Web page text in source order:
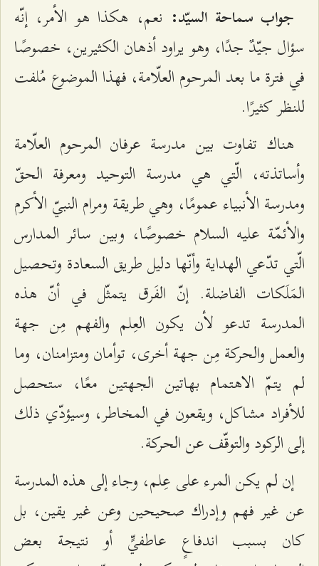
جواب سماحة السيّد: نعم، هكذا هو الأمر، إنّه
سؤال جيّدٌ جدًا، وهو يراود أذهان الكثيرين، خصوصًا
في فترة ما بعد المرحوم العلّامة، فهذا الموضوع مُلفت
للنظر كثيرًا.
هناك تفاوت بين مدرسة عرفان المرحوم العلّامة
وأساتذته، الّتي هي مدرسة التوحيد ومعرفة الحقّ
ومدرسة الأنبياء عمومًا، وهي طريقة ومرام النبيّ الأكرم
والأئمّة عليه السلام خصوصًا، وبين سائر المدارس
الّتي تدّعي الهداية وأنّها دليل طريق السعادة وتحصيل
المَلَكات الفاضلة. إنّ الفَرق يتمثّل في أنّ هذه
المدرسة تدعو لأن يكون العِلم والفهم مِن جهة
والعمل والحركة مِن جهة أخرى، توأمان ومتزامنان، وما
لم يتمّ الاهتمام بهاتين الجهتين معًا، ستحصل
للأفراد مشاكل، ويقعون في المخاطر، وسيؤدّي ذلك
إلى الركود والتوقّف عن الحركة.
إن لم يكن المرء على عِلم، وجاء إلى هذه المدرسة
عن غير فهم وإدراك صحيحين وعن غير يقين، بل
كان بسبب اندفاعٍ عاطفيٍّ أو نتيجة بعض